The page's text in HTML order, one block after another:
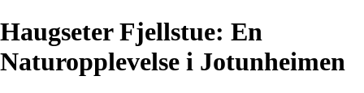
Haugseter Fjellstue: En
Naturopplevelse i Jotunheimen